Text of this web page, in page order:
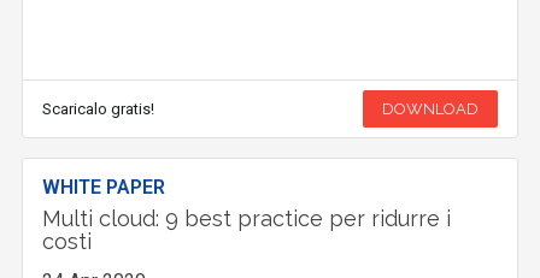
Scaricalo gratis! DOWNLOAD
WHITE PAPER
Multi cloud: 9 best practice per ridurre i
costi